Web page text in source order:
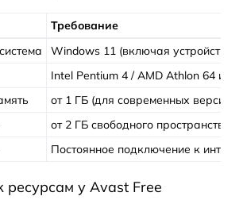
Требование
Windows 11 (включая устройства
Intel Pentium 4 / AMD Athlon 64
от 1 ГБ (для современных версий
от 2 ГБ свободного пространства
Постоянное подключение к
ресурсам у Avast Free